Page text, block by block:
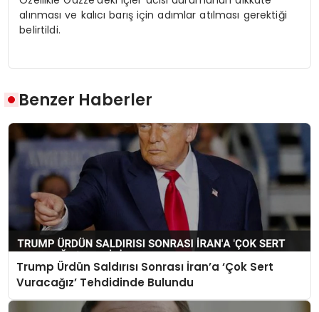
alınması ve kalıcı barış için adımlar atılması gerektiği
belirtildi.
Benzer Haberler
Trump Ürdün Saldırısı Sonrası İran’a ‘Çok Sert
Vuracağız’ Tehdidinde Bulundu